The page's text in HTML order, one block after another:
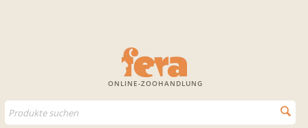
ONLINE-ZOOHANDLUNG